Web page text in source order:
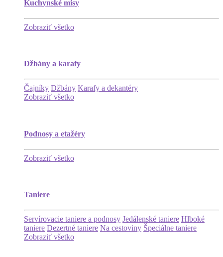
Kuchynské misy
Zobraziť všetko
Džbány a karafy
Čajníky Džbány Karafy a dekantéry
Zobraziť všetko
Podnosy a etažéry
Zobraziť všetko
Taniere
Servírovacie taniere a podnosy Jedálenské taniere Hlboké
taniere Dezertné taniere Na cestoviny Špeciálne taniere
Zobraziť všetko